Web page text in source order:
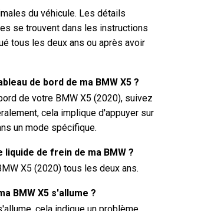
du véhicule. Les détails
se trouvent dans les instructions
tous les deux ans ou après avoir
de bord de ma BMW X5 ?
de votre BMW X5 (2020), suivez
cela implique d'appuyer sur
un mode spécifique.
de frein de ma BMW ?
X5 (2020) tous les deux ans.
BMW X5 s'allume ?